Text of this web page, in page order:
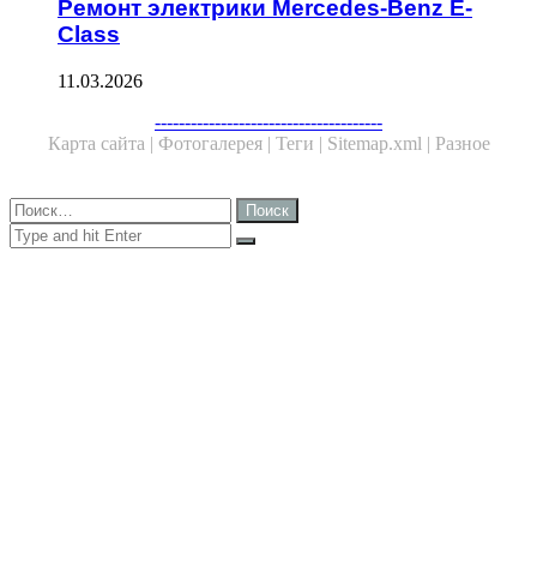
Ремонт электрики Mercedes-Benz E-
Class
11.03.2026
--------------------------------------
Карта сайта | Фотогалерея | Теги | Sitemap.xml | Разное
Close
Найти:
Close
Search